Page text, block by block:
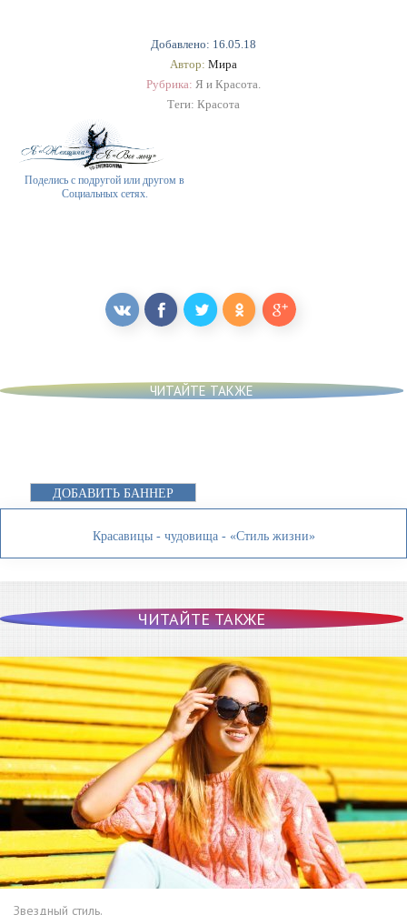
Добавлено: 16.05.18
Автор: Мира
Рубрика: Я и Красота.
Теги: Красота
Поделись с подругой или другом в
Социальных сетях.
ЧИТАЙТЕ ТАКЖЕ
ДОБАВИТЬ БАННЕР
Красавицы - чудовища - «Стиль жизни»
ЧИТАЙТЕ ТАКЖЕ
Звездный стиль.